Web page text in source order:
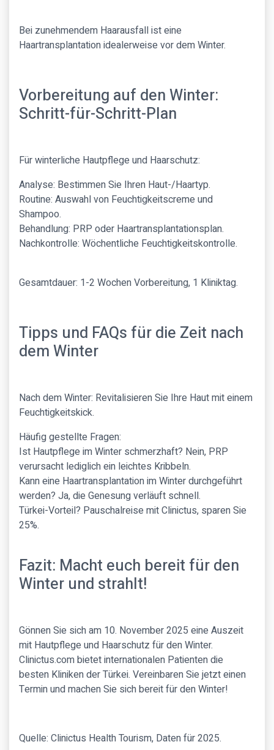
Bei zunehmendem Haarausfall ist eine
Haartransplantation idealerweise vor dem Winter.
Vorbereitung auf den Winter:
Schritt-für-Schritt-Plan
Für winterliche Hautpflege und Haarschutz:
Analyse: Bestimmen Sie Ihren Haut-/Haartyp.
Routine: Auswahl von Feuchtigkeitscreme und
Shampoo.
Behandlung: PRP oder Haartransplantationsplan.
Nachkontrolle: Wöchentliche Feuchtigkeitskontrolle.
Gesamtdauer: 1-2 Wochen Vorbereitung, 1 Kliniktag.
Tipps und FAQs für die Zeit nach
dem Winter
Nach dem Winter: Revitalisieren Sie Ihre Haut mit einem
Feuchtigkeitskick.
Häufig gestellte Fragen:
Ist Hautpflege im Winter schmerzhaft? Nein, PRP
verursacht lediglich ein leichtes Kribbeln.
Kann eine Haartransplantation im Winter durchgeführt
werden? Ja, die Genesung verläuft schnell.
Türkei-Vorteil? Pauschalreise mit Clinictus, sparen Sie
25%.
Fazit: Macht euch bereit für den
Winter und strahlt!
Gönnen Sie sich am 10. November 2025 eine Auszeit
mit Hautpflege und Haarschutz für den Winter.
Clinictus.com bietet internationalen Patienten die
besten Kliniken der Türkei. Vereinbaren Sie jetzt einen
Termin und machen Sie sich bereit für den Winter!
Quelle: Clinictus Health Tourism, Daten für 2025.